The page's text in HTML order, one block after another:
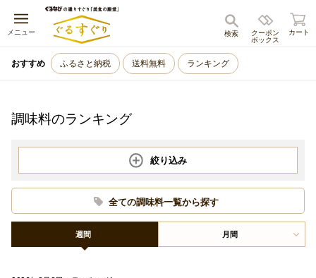
メニュー
キャンセル
クーポン
ボックス
検索 カート
おすすめ ふるさと納税 送料無料 ランキング
調味料のランキング
絞り込み
全ての調味料一覧から探す
週間 月間